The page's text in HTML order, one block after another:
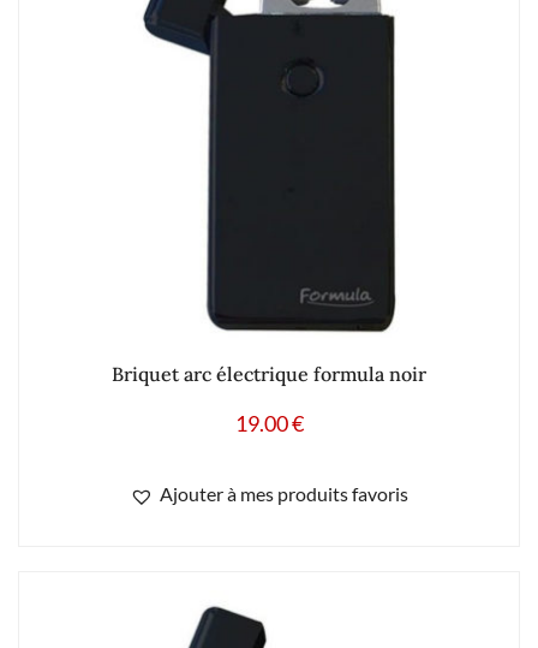
Briquet arc électrique formula noir
19.00€
Ajouter à mes produits favoris